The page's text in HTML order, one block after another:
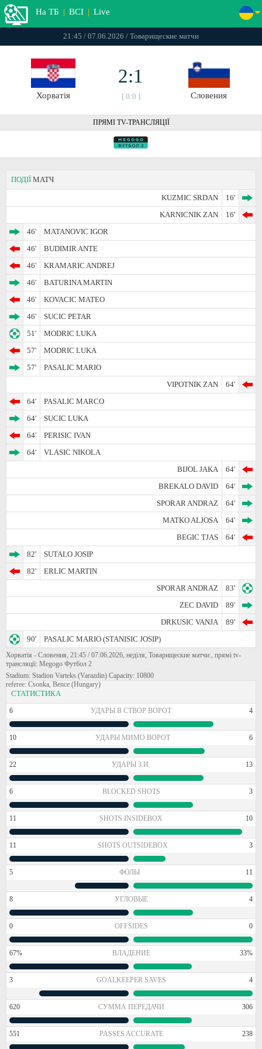
На ТБ | ВСІ | Live
21:45 / 07.06.2026 / Товарищеские матчи
Хорватія
2:1
[ 0:0 ] Словения
ПРЯМІ TV-ТРАНСЛЯЦІЇ
ПОДІЇ МАТЧ
KUZMIC SRDAN
16'
KARNICNIK ZAN
16'
46'
MATANOVIC IGOR
46'
BUDIMIR ANTE
46'
KRAMARIC ANDREJ
46'
BATURINA MARTIN
46'
KOVACIC MATEO
46'
SUCIC PETAR
51'
MODRIC LUKA
57'
MODRIC LUKA
57'
PASALIC MARIO
VIPOTNIK ZAN
64'
64'
PASALIC MARCO
64'
SUCIC LUKA
64'
PERISIC IVAN
64'
VLASIC NIKOLA
BIJOL JAKA
64'
BREKALO DAVID
64'
SPORAR ANDRAZ
64'
MATKO ALJOSA
64'
BEGIC TJAS
64'
82'
SUTALO JOSIP
82'
ERLIC MARTIN
SPORAR ANDRAZ
83'
ZEC DAVID
89'
DRKUSIC VANJA
89'
90'
PASALIC MARIO (STANISIC JOSIP)
Хорватія - Словения, 21:45 / 07.06.2026, неділя, Товарищеские матчи , прямі tv-
трансляції: Megogo Футбол 2
Stadium: Stadion Varteks (Varazdin) Capacity: 10800
referee: Csonka, Bence (Hungary)
СТАТИСТИКА
6 УДАРЫ В СТВОР ВОРОТ 4
10 УДАРЫ МИМО ВОРОТ 6
22 УДАРЫ З.И. 13
6 BLOCKED SHOTS 3
11 SHOTS INSIDEBOX 10
11 SHOTS OUTSIDEBOX 3
5 ФОЛЫ 11
8 УГЛОВЫЕ 4
0 OFFSIDES 0
67% ВЛАДЕНИЕ 33%
3 GOALKEEPER SAVES 4
620 СУММА ПЕРЕДАЧИ 306
551 PASSES ACCURATE 238